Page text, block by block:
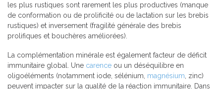
les plus rustiques sont rarement les plus productives (manque
de conformation ou de prolificité ou de lactation sur les brebis
rustiques) et inversement (fragilité générale des brebis
prolifiques et bouchères améliorées).
La complémentation minérale est également facteur de déficit
immunitaire global. Une carence ou un déséquilibre en
oligoéléments (notamment iode, sélénium, magnésium , zinc)
peuvent impacter sur la qualité de la réaction immunitaire. Dans